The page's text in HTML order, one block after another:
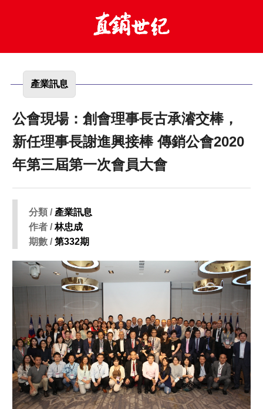
產業訊息
公會現場：創會理事長古承濬交棒，
新任理事長謝進興接棒 傳銷公會2020
年第三屆第一次會員大會
分類 / 產業訊息
作者 /林忠成
期數 /第332期